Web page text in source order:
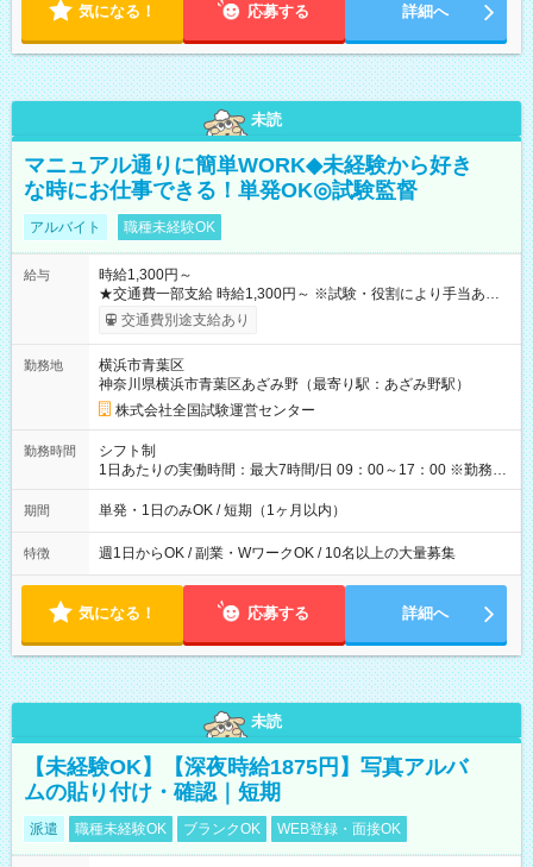
気になる！ 応募する 詳細へ
未読
マニュアル通りに簡単WORK◆未経験から好き
な時にお仕事できる！単発OK◎試験監督
アルバイト 職種未経験OK
給与
時給1,300円～
★交通費一部支給 時給1,300円～ ※試験・役割により手当あり
※勤務回数により昇給あり 【即給（前払い）オプションあ
り！】 希望される場合、勤務から1週間ほどで給与の一部を受け
例】 ・河合塾模擬試験 8:30～17:30（休憩1時間） 時給1,300円
×8時間＝日収10,400円＋交通費 ※当日の役割により時給＋100
円の場合あり ・国家試験 7:00～13:30（休憩なし） 時給1,300
円（役割手当＋100円）×6時間＝日収8,400円＋交通費 【試用期
間】試用期間なし
交通費別途支給あり
勤務地
横浜市青葉区
神奈川県横浜市青葉区あざみ野（最寄り駅：あざみ野駅）
株式会社全国試験運営センター
勤務時間
シフト制
1日あたりの実働時間：最大7時間/日 09：00～17：00 ※勤務時
間は 試験により異なります。
期間 単発・1日のみOK / 短期（1ヶ月以内）
特徴 週1日からOK / 副業・WワークOK / 10名以上の大量募集
気になる！ 応募する 詳細へ
未読
【未経験OK】【深夜時給1875円】写真アルバ
ムの貼り付け・確認｜短期
派遣 職種未経験OK ブランクOK WEB登録・面接OK